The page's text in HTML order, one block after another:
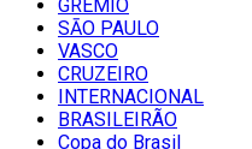
GRÊMIO
SĀO PAULO
VASCO
CRUZEIRO
INTERNACIONAL
BRASILEIRÃO
Copa do Brasil